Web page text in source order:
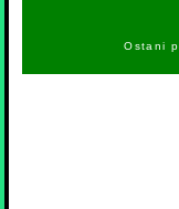
Ostani